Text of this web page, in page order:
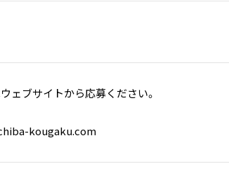
ェブサイトから応募ください。
kougaku.com